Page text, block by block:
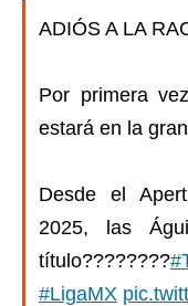
ADIÓS A LA
Por primera
estará en la
Desde el
2025, las
título????????
#LigaMX